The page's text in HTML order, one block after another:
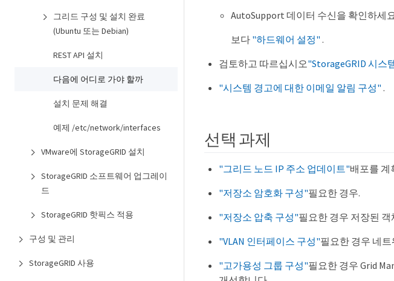
그리드 구성 및 설치 완료
(Ubuntu 또는 Debian)
REST API 설치
다음에 어디로 가야 할까
설치 문제 해결
예제 /etc/network/interfaces
VMware에 StorageGRID 설치
StorageGRID 소프트웨어 업그레이
드
StorageGRID 핫픽스 적용
구성 및 관리
StorageGRID 사용
AutoSupport 데이터 수신을 확인하세
보다 "하드웨어 설정" .
검토하고 따르십시오"StorageGRID 시스
"시스템 경고에 대한 이메일 알림 구성" .
선택 과제
"그리드 노드 IP 주소 업데이트"배포를 계
"저장소 암호화 구성"필요한 경우.
"저장소 압축 구성"필요한 경우 저장된
"VLAN 인터페이스 구성"필요한 경우 네
"고가용성 그룹 구성"필요한 경우 Grid